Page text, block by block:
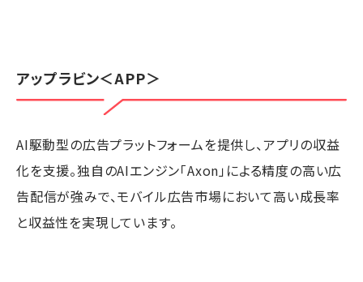
アップラビン＜APP＞
AI駆動型の広告プラットフォームを提供し、アプリの収益
化を支援。独自のAIエンジン「Axon」による精度の高い広
告配信が強みで、モバイル広告市場において高い成長率
と収益性を実現しています。